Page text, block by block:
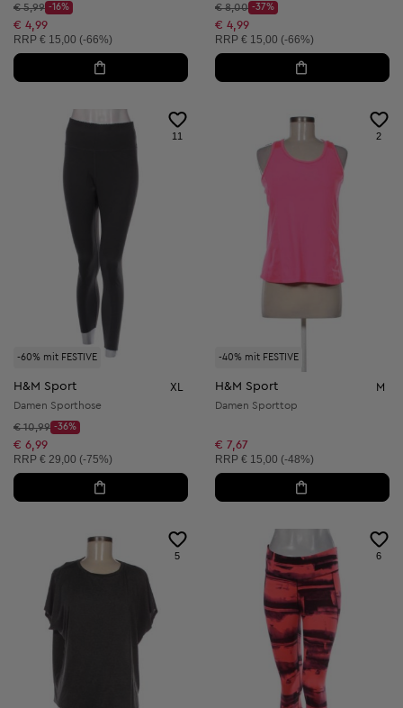
Startpreis:
€ 5,99
Discount Price:
-16%
Reduzierter Preis:
€ 4,99
Unverbindliche Preisempfehlung:
RRP € 15,00 (-66%)
Startpreis:
€ 8,00
Discount Price:
-37%
Reduzierter Preis:
€ 4,99
Unverbindliche Preisempfehlung:
RRP € 15,00 (-66%)
-60% mit FESTIVE
11
H&M Sport XL
Damen Sporthose
Startpreis:
€ 10,99
Discount Price:
-36%
Reduzierter Preis:
€ 6,99
Unverbindliche Preisempfehlung:
RRP € 29,00 (-75%)
-40% mit FESTIVE
2
H&M Sport M
Damen Sporttop
€ 7,67
Unverbindliche Preisempfehlung:
RRP € 15,00 (-48%)
5 6